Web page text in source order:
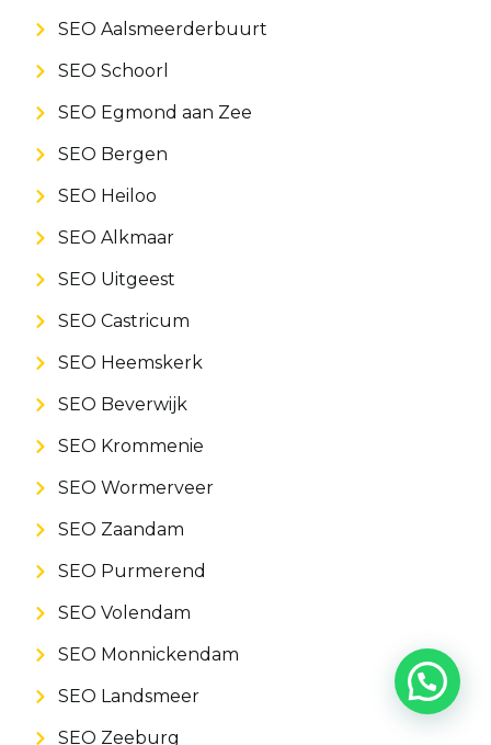
SEO Aalsmeerderbuurt
SEO Schoorl
SEO Egmond aan Zee
SEO Bergen
SEO Heiloo
SEO Alkmaar
SEO Uitgeest
SEO Castricum
SEO Heemskerk
SEO Beverwijk
SEO Krommenie
SEO Wormerveer
SEO Zaandam
SEO Purmerend
SEO Volendam
SEO Monnickendam
SEO Landsmeer
SEO Zeeburg